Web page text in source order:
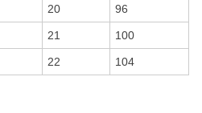
20 96
21 100
22 104